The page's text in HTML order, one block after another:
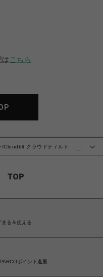
は こちら
/Cloudtilt クラウドティルト
る＆使える
ポイント進呈